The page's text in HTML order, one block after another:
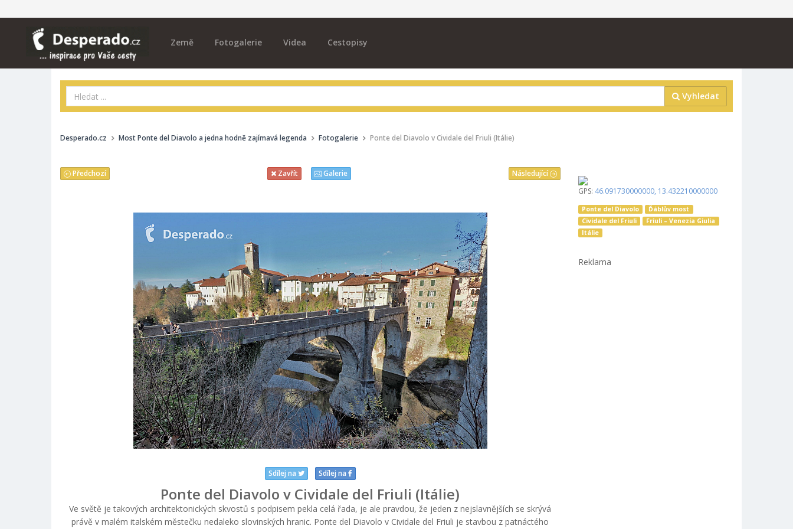
Země Fotogalerie Videa Cestopisy
Vyhledat
Desperado.cz Most Ponte del Diavolo a jedna hodně zajímavá legenda Fotogalerie Ponte del Diavolo v Cividale del Friuli (Itálie)
Následující
Předchozí Zavřít Galerie
Sdílej na Sdílej na
Ponte del Diavolo v Cividale del Friuli (Itálie)
Ve světě je takových architektonických skvostů s podpisem pekla celá řada, je ale pravdou, že jeden z nejslavnějších se skrývá
právě v malém italském městečku nedaleko slovinských hranic. Ponte del Diavolo v Cividale del Friuli je stavbou z patnáctého
GPS: 46.091730000000, 13.432210000000
Ponte del Diavolo
Ďáblův most
Cividale del Friuli
Friuli – Venezia Giulia
Itálie
Reklama